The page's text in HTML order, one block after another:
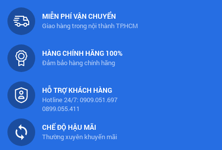
MIỄN PHÍ VẬN CHUYỂN
Giao hàng trong nội thành TP.HCM
HÀNG CHÍNH HÃNG 100%
Đảm bảo hàng chính hãng
HỖ TRỢ KHÁCH HÀNG
Hotline 24/7: 0909.051.697
0899.055.411
CHẾ ĐỘ HẬU MÃI
Thường xuyên khuyến mãi